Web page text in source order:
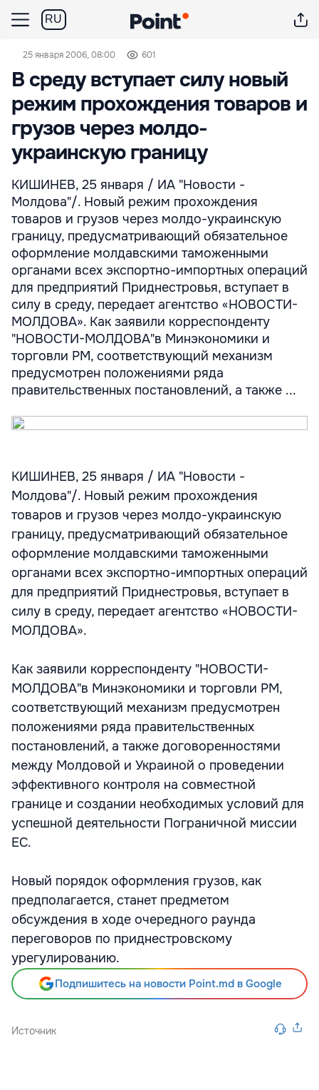
RU
25 января 2006, 08:00 601
В среду вступает силу новый
режим прохождения товаров и
грузов через молдо-
украинскую границу
КИШИНЕВ, 25 января / ИА "Новости -
Молдова"/. Новый режим прохождения
товаров и грузов через молдо-украинскую
границу, предусматривающий обязательное
оформление молдавскими таможенными
органами всех экспортно-импортных операций
для предприятий Приднестровья, вступает в
силу в среду, передает агентство «НОВОСТИ-
МОЛДОВА». Как заявили корреспонденту
"НОВОСТИ-МОЛДОВА"в Минэкономики и
торговли РМ, соответствующий механизм
предусмотрен положениями ряда
правительственных постановлений, а также ...
КИШИНЕВ, 25 января / ИА "Новости -
Молдова"/. Новый режим прохождения
товаров и грузов через молдо-украинскую
границу, предусматривающий обязательное
оформление молдавскими таможенными
органами всех экспортно-импортных операций
для предприятий Приднестровья, вступает в
силу в среду, передает агентство «НОВОСТИ-
МОЛДОВА».
Как заявили корреспонденту "НОВОСТИ-
МОЛДОВА"в Минэкономики и торговли РМ,
соответствующий механизм предусмотрен
положениями ряда правительственных
постановлений, а также договоренностями
между Молдовой и Украиной о проведении
эффективного контроля на совместной
границе и создании необходимых условий для
успешной деятельности Пограничной миссии
ЕС.
Новый порядок оформления грузов, как
предполагается, станет предметом
обсуждения в ходе очередного раунда
переговоров по приднестровскому
урегулированию.
Подпишитесь на новости Point.md в Google
Источник